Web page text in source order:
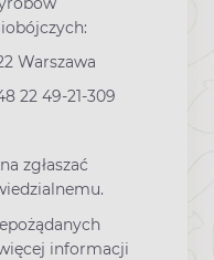
Warszawa
22 49-21-309
zgłaszać
informacji